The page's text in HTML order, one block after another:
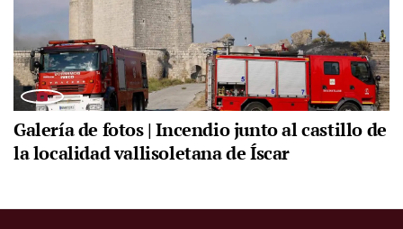
Galería de fotos | Incendio junto al castillo de
la localidad vallisoletana de Íscar